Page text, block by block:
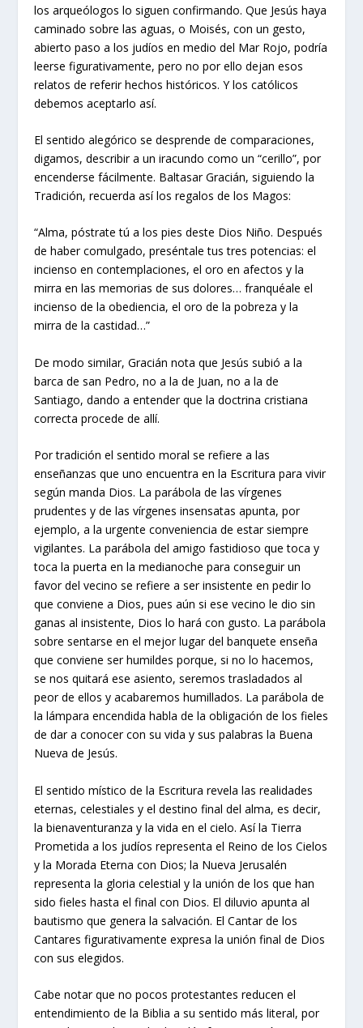
los arqueólogos lo siguen confirmando. Que Jesús haya
caminado sobre las aguas, o Moisés, con un gesto,
abierto paso a los judíos en medio del Mar Rojo, podría
leerse figurativamente, pero no por ello dejan esos
relatos de referir hechos históricos. Y los católicos
debemos aceptarlo así.
El sentido alegórico se desprende de comparaciones,
digamos, describir a un iracundo como un “cerillo”, por
encenderse fácilmente. Baltasar Gracián, siguiendo la
Tradición, recuerda así los regalos de los Magos:
“Alma, póstrate tú a los pies deste Dios Niño. Después
de haber comulgado, preséntale tus tres potencias: el
incienso en contemplaciones, el oro en afectos y la
mirra en las memorias de sus dolores… franquéale el
incienso de la obediencia, el oro de la pobreza y la
mirra de la castidad…”
De modo similar, Gracián nota que Jesús subió a la
barca de san Pedro, no a la de Juan, no a la de
Santiago, dando a entender que la doctrina cristiana
correcta procede de allí.
Por tradición el sentido moral se refiere a las
enseñanzas que uno encuentra en la Escritura para vivir
según manda Dios. La parábola de las vírgenes
prudentes y de las vírgenes insensatas apunta, por
ejemplo, a la urgente conveniencia de estar siempre
vigilantes. La parábola del amigo fastidioso que toca y
toca la puerta en la medianoche para conseguir un
favor del vecino se refiere a ser insistente en pedir lo
que conviene a Dios, pues aún si ese vecino le dio sin
ganas al insistente, Dios lo hará con gusto. La parábola
sobre sentarse en el mejor lugar del banquete enseña
que conviene ser humildes porque, si no lo hacemos,
se nos quitará ese asiento, seremos trasladados al
peor de ellos y acabaremos humillados. La parábola de
la lámpara encendida habla de la obligación de los fieles
de dar a conocer con su vida y sus palabras la Buena
Nueva de Jesús.
El sentido místico de la Escritura revela las realidades
eternas, celestiales y el destino final del alma, es decir,
la bienaventuranza y la vida en el cielo. Así la Tierra
Prometida a los judíos representa el Reino de los Cielos
y la Morada Eterna con Dios; la Nueva Jerusalén
representa la gloria celestial y la unión de los que han
sido fieles hasta el final con Dios. El diluvio apunta al
bautismo que genera la salvación. El Cantar de los
Cantares figurativamente expresa la unión final de Dios
con sus elegidos.
Cabe notar que no pocos protestantes reducen el
entendimiento de la Biblia a su sentido más literal, por